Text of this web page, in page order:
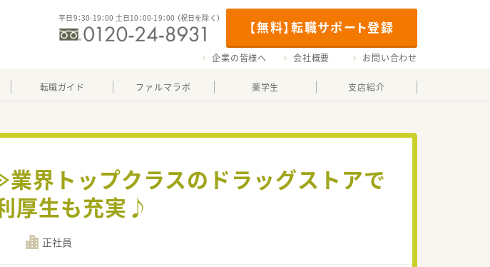
【無料】転職サポート登録
平日9：30-19：00 土日10：00-19：00 （祝日を除く）
企業の皆様へ 会社概要 お問い合わせ
転職ガイド ファルマラボ 薬学生 支店紹介
界トップクラスのドラッグストアで
厚生も充実♪
正社員